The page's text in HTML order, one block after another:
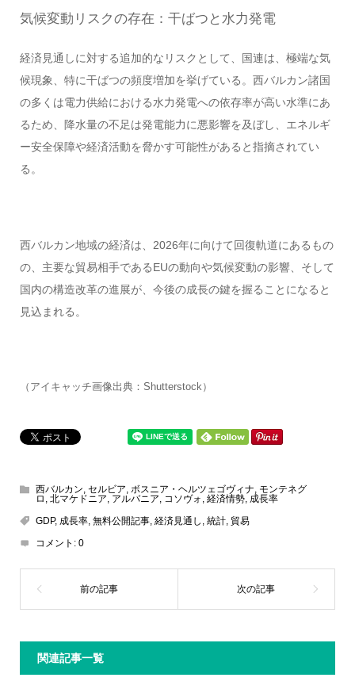
気候変動リスクの存在：干ばつと水力発電
経済見通しに対する追加的なリスクとして、国連は、極端な気
候現象、特に干ばつの頻度増加を挙げている。西バルカン諸国
の多くは電力供給における水力発電への依存率が高い水準にあ
るため、降水量の不足は発電能力に悪影響を及ぼし、エネルギ
ー安全保障や経済活動を脅かす可能性があると指摘されてい
る。
西バルカン地域の経済は、2026年に向けて回復軌道にあるもの
の、主要な貿易相手であるEUの動向や気候変動の影響、そして
国内の構造改革の進展が、今後の成長の鍵を握ることになると
見込まれる。
（アイキャッチ画像出典：Shutterstock）
西バルカン セルビア ボスニア・ヘルツェゴヴィナ モンテネグ
ロ 北マケドニア アルバニア コソヴォ 経済情勢, 成長率
GDP, 成長率, 無料公開記事, 経済見通し 統計, 貿易
コメント: 0
関連記事一覧